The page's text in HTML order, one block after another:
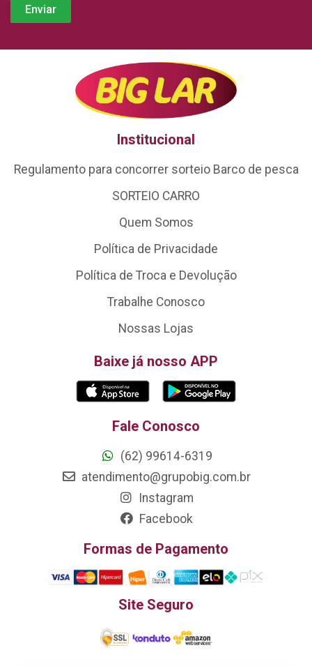
Institucional
Regulamento para concorrer sorteio Barco de pesca
SORTEIO CARRO
Quem Somos
Política de Privacidade
Política de Troca e Devolução
Trabalhe Conosco
Nossas Lojas
Baixe já nosso APP
Fale Conosco
(62) 99614-6319
atendimento@grupobig.com.br
Instagram
Facebook
Formas de Pagamento
Site Seguro